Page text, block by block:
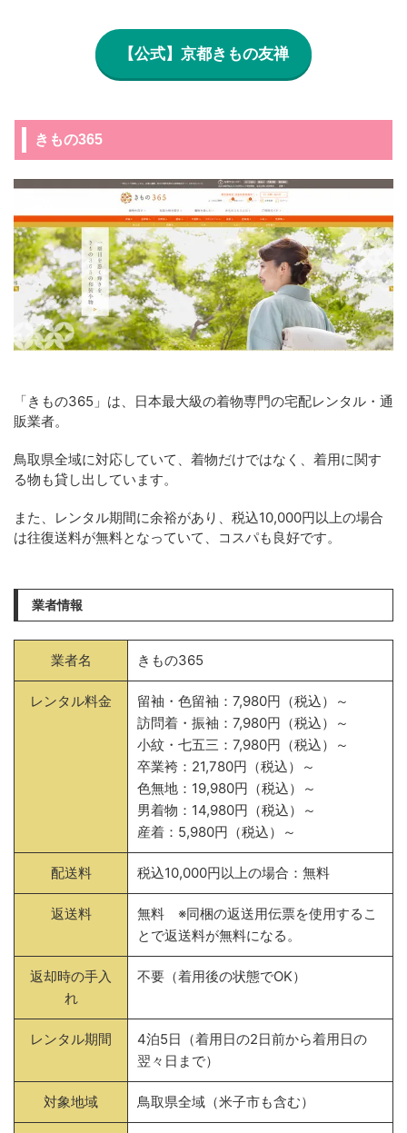
【公式】京都きもの友禅
きもの365
「きもの365」は、日本最大級の着物専門の宅配レンタル・通
販業者。
鳥取県全域に対応していて、着物だけではなく、着用に関す
る物も貸し出しています。
また、レンタル期間に余裕があり、税込10,000円以上の場合
は往復送料が無料となっていて、コスパも良好です。
業者情報
業者名 きもの365
レンタル料金
留袖・色留袖：7,980円（税込）～
訪問着・振袖：7,980円（税込）～
小紋・七五三：7,980円（税込）～
卒業袴：21,780円（税込）～
色無地：19,980円（税込）～
男着物：14,980円（税込）～
産着：5,980円（税込）～
配送料 税込10,000円以上の場合：無料
返送料
無料 ※同梱の返送用伝票を使用するこ
とで返送料が無料になる。
返却時の手入
れ
不要（着用後の状態でOK）
レンタル期間
4泊5日（着用日の2日前から着用日の
翌々日まで）
対象地域 鳥取県全域（米子市も含む）